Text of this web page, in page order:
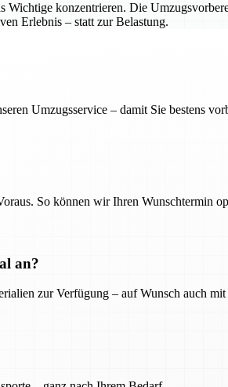
Wichtige konzentrieren. Die
Erlebnis – statt zur Belastung.
Umzugsservice – damit Sie bestens
So können wir Ihren Wunschtermin
an?
zur Verfügung – auf Wunsch auch